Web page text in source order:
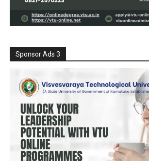
Sponsor Ads 3